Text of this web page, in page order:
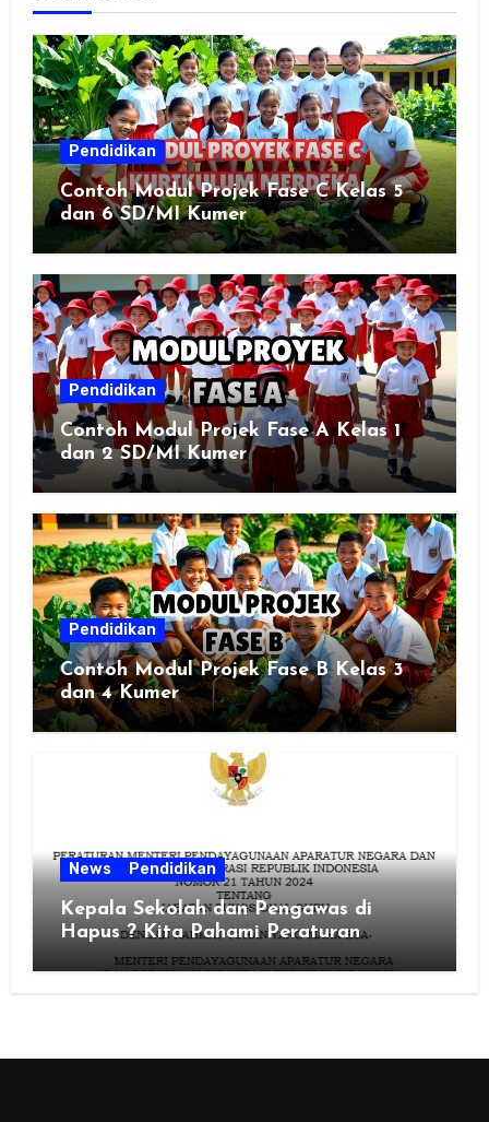
Pendidikan
Contoh Modul Projek Fase C Kelas 5
dan 6 SD/MI Kumer
Pendidikan
Contoh Modul Projek Fase A Kelas 1
dan 2 SD/MI Kumer
Pendidikan
Contoh Modul Projek Fase B Kelas 3
dan 4 Kumer
News Pendidikan
Kepala Sekolah dan Pengawas di
Hapus ? Kita Pahami Peraturan
MenPAN RB Nomor 21 Tahun 2024